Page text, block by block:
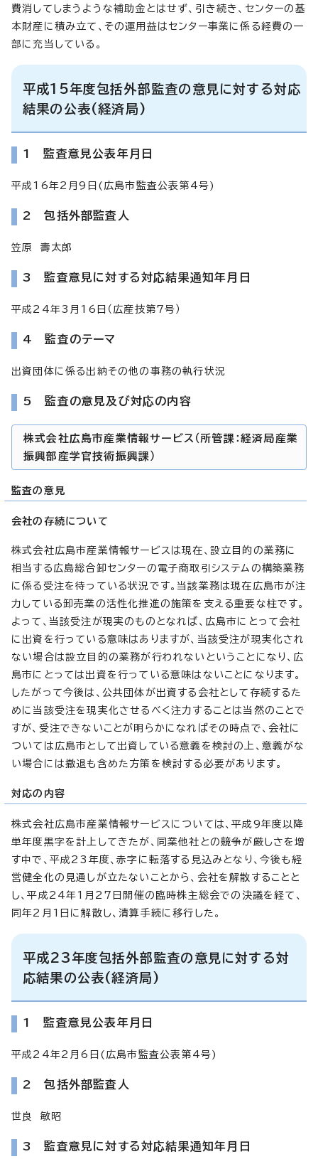
費消してしまうような補助金とはせず、引き続き、センターの基
本財産に積み立て、その運用益はセンター事業に係る経費の一
部に充当している。
平成15年度包括外部監査の意見に対する対応
結果の公表(経済局)
1 監査意見公表年月日
平成16年2月9日(広島市監査公表第4号)
2 包括外部監査人
笠原 壽太郎
3 監査意見に対する対応結果通知年月日
平成24年3月16日（広産技第7号）
4 監査のテーマ
出資団体に係る出納その他の事務の執行状況
5 監査の意見及び対応の内容
株式会社広島市産業情報サービス（所管課：経済局産業
振興部産学官技術振興課）
監査の意見
会社の存続について
株式会社広島市産業情報サービスは現在、設立目的の業務に
相当する広島総合卸センターの電子商取引システムの構築業務
に係る受注を待っている状況です。当該業務は現在広島市が注
力している卸売業の活性化推進の施策を支える重要な柱です。
よって、当該受注が現実のものとなれば、広島市にとって会社
に出資を行っている意味はありますが、当該受注が現実化され
ない場合は設立目的の業務が行われないということになり、広
島市にとっては出資を行っている意味はないことになります。
したがって今後は、公共団体が出資する会社として存続するた
めに当該受注を現実化させるべく注力することは当然のことで
すが、受注できないことが明らかになればその時点で、会社に
ついては広島市として出資している意義を検討の上、意義がな
い場合には撤退も含めた方策を検討する必要があります。
対応の内容
株式会社広島市産業情報サービスについては、平成9年度以降
単年度黒字を計上してきたが、同業他社との競争が厳しさを増
す中で、平成23年度、赤字に転落する見込みとなり、今後も経
営健全化の見通しが立たないことから、会社を解散することと
し、平成24年1月27日開催の臨時株主総会での決議を経て、
同年2月1日に解散し、清算手続に移行した。
平成23年度包括外部監査の意見に対する対
応結果の公表(経済局)
1 監査意見公表年月日
平成24年2月6日(広島市監査公表第4号)
2 包括外部監査人
世良 敏昭
3 監査意見に対する対応結果通知年月日